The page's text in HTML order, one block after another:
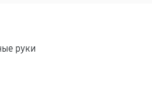
руки